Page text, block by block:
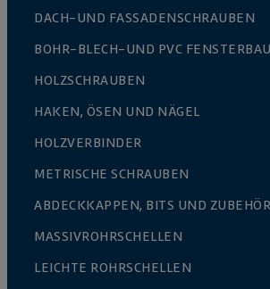
DACH-UND FASSADENSCHRAUBEN
BOHR-BLECH-UND PVC
HOLZSCHRAUBEN
HAKEN, ÖSEN UND NÄGEL
HOLZVERBINDER
METRISCHE SCHRAUBEN
ABDECKKAPPEN, BITS UND ZUBEHÖR
MASSIVROHRSCHELLEN
LEICHTE ROHRSCHELLEN